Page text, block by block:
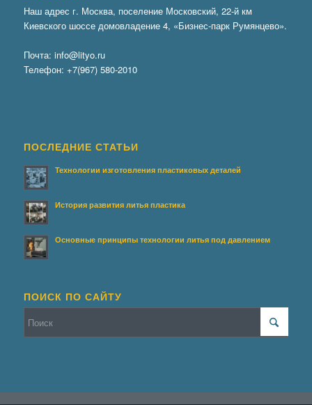
Наш адрес г. Москва, поселение Московский, 22-й км
Киевского шоссе домовладение 4, «Бизнес-парк Румянцево».
Почта: info@lityo.ru
Телефон: +7(967) 580-2010
ПОСЛЕДНИЕ СТАТЬИ
Технологии изготовления пластиковых деталей
История развития литья пластика
Основные принципы технологии литья под давлением
ПОИСК ПО САЙТУ